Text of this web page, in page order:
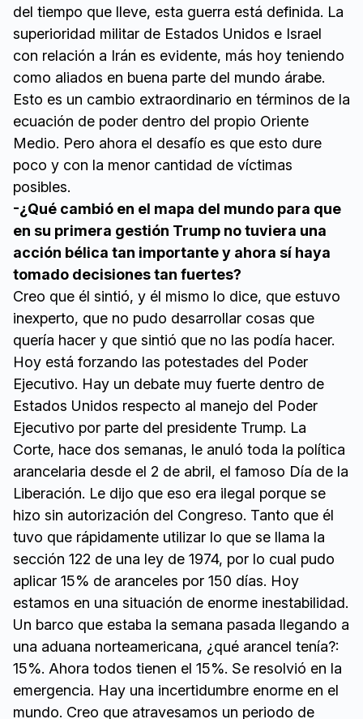
del tiempo que lleve, esta guerra está definida. La
superioridad militar de Estados Unidos e Israel
con relación a Irán es evidente, más hoy teniendo
como aliados en buena parte del mundo árabe.
Esto es un cambio extraordinario en términos de la
ecuación de poder dentro del propio Oriente
Medio. Pero ahora el desafío es que esto dure
poco y con la menor cantidad de víctimas
posibles.
-¿Qué cambió en el mapa del mundo para que
en su primera gestión Trump no tuviera una
acción bélica tan importante y ahora sí haya
tomado decisiones tan fuertes?
Creo que él sintió, y él mismo lo dice, que estuvo
inexperto, que no pudo desarrollar cosas que
quería hacer y que sintió que no las podía hacer.
Hoy está forzando las potestades del Poder
Ejecutivo. Hay un debate muy fuerte dentro de
Estados Unidos respecto al manejo del Poder
Ejecutivo por parte del presidente Trump. La
Corte, hace dos semanas, le anuló toda la política
arancelaria desde el 2 de abril, el famoso Día de la
Liberación. Le dijo que eso era ilegal porque se
hizo sin autorización del Congreso. Tanto que él
tuvo que rápidamente utilizar lo que se llama la
sección 122 de una ley de 1974, por lo cual pudo
aplicar 15% de aranceles por 150 días. Hoy
estamos en una situación de enorme inestabilidad.
Un barco que estaba la semana pasada llegando a
una aduana norteamericana, ¿qué arancel tenía?:
15%. Ahora todos tienen el 15%. Se resolvió en la
emergencia. Hay una incertidumbre enorme en el
mundo. Creo que atravesamos un periodo de